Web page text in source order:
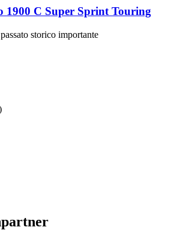
1900 C Super Sprint Touring
storico importante